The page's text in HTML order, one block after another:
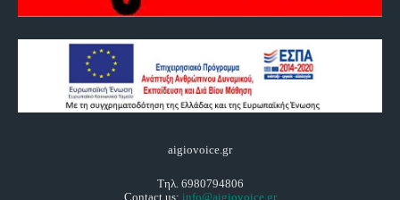
aigiovoice.gr
Τηλ. 6980794806
Contact us: info@aigiovoice.gr